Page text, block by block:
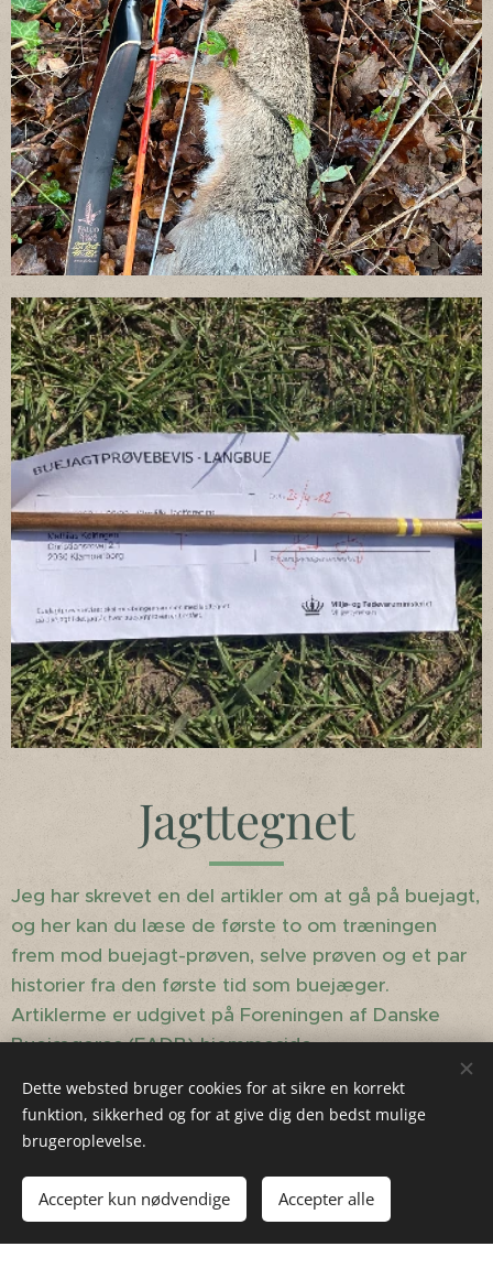
Jagttegnet
Jeg har skrevet en del artikler om at gå på buejagt,
og her kan du læse de første to om træningen
frem mod buejagt-prøven, selve prøven og et par
historier fra den første tid som buejæger.
Artiklerme er udgivet på Foreningen af Danske
Buejægeres (FADB) hjemmeside.
Ny traditionel buejæger, del 1
Ny traditionel buejæger, del 2
Dette websted bruger cookies for at sikre en korrekt
funktion, sikkerhed og for at give dig den bedst mulige
brugeroplevelse.
Accepter kun nødvendige Accepter alle